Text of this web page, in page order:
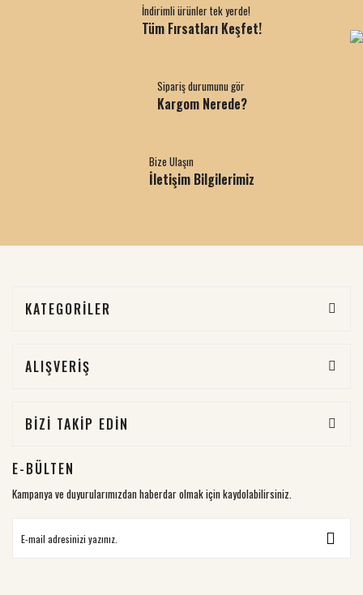
İndirimli ürünler tek yerde!
Tüm Fırsatları Keşfet!
Sipariş durumunu gör
Kargom Nerede?
Bize Ulaşın
İletişim Bilgilerimiz
KATEGORİLER
ALIŞVERİŞ
BİZİ TAKİP EDİN
E-BÜLTEN
Kampanya ve duyurularımızdan haberdar olmak için kaydolabilirsiniz.